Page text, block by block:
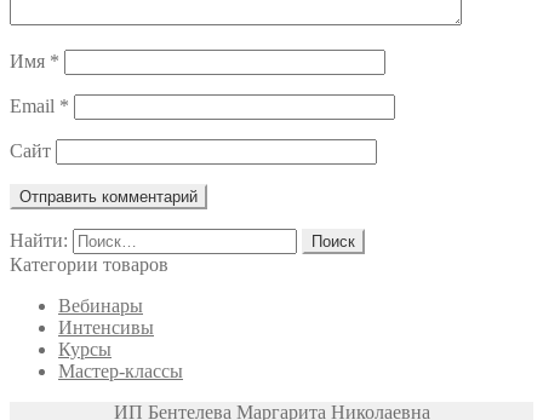
Имя *
Email *
Сайт
Найти:
Категории товаров
Вебинары
Интенсивы
Курсы
Мастер-классы
ИП Бентелева Маргарита Николаевна